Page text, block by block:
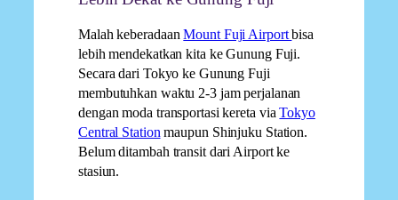
Malah keberadaanMount Fuji Airportbisa
lebih mendekatkan kita ke Gunung Fuji.
Secara dari Tokyo ke Gunung Fuji
membutuhkan waktu 2-3 jam perjalanan
dengan moda transportasi kereta viaTokyo
Central Station maupun Shinjuku Station.
Belum ditambah transit dari Airport ke
stasiun.